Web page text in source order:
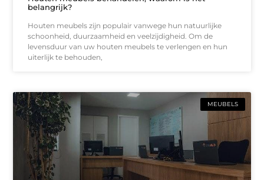
belangrijk?
Houten meubels zijn populair vanwege hun natuurlijke
schoonheid, duurzaamheid en veelzijdigheid. Om de
levensduur van uw houten meubels te verlengen en hun
uiterlijk te behouden,
MEUBELS